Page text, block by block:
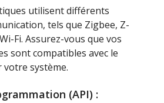
utilisent différents
tels que Zigbee, Z-
Fi. Assurez-vous que vos
sont compatibles avec le
système.
(API) :